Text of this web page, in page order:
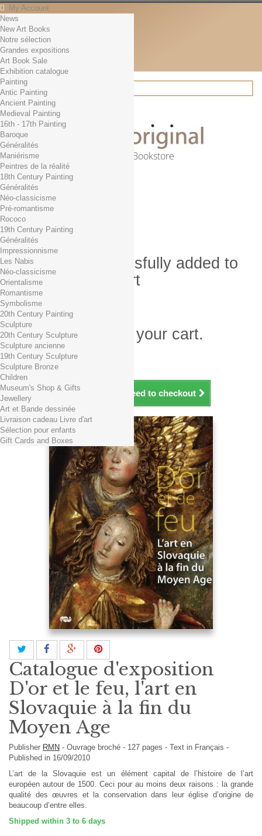
My Account
Contact
English
English
Français
News
Search
Online Art Bookstore
Cart (empty)
No products
Free shipping!
0,00 € Total
Check out
Product successfully added to
your shopping cart
Quantity
Total
There is 1 item in your cart.
Total products (tax incl.)
Total shipping TTC
Total (tax incl.)
Continue shopping Proceed to checkout
News
New Art Books
Notre sélection
Grandes expositions
Art Book Sale
Exhibition catalogue
Painting
Antic Painting
Ancient Painting
Medieval Painting
16th - 17th Painting
Baroque
Généralités
Maniérisme
Peintres de la réalité
18th Century Painting
Généralités
Néo-classicisme
Pré-romantisme
Rococo
19th Century Painting
Généralités
Impressionnisme
Les Nabis
Néo-classicisme
Orientalisme
Romantisme
Symbolisme
20th Century Painting
Sculpture
20th Century Sculpture
Sculpture ancienne
19th Century Sculpture
Sculpture Bronze
Children
Museum's Shop & Gifts
Jewellery
Art et Bande dessinée
Livraison cadeau Livre d'art
Sélection pour enfants
Gift Cards and Boxes
Catalogue d'exposition
D'or et le feu, l'art en
Slovaquie à la fin du
Moyen Age
Publisher RMN - Ouvrage broché - 127 pages - Text in Français -
Published in 16/09/2010
L’art de la Slovaquie est un élément capital de l’histoire de l’art
européen autour de 1500. Ceci pour au moins deux raisons : la grande
qualité des œuvres et la conservation dans leur église d’origine de
beaucoup d’entre elles.
Shipped within 3 to 6 days